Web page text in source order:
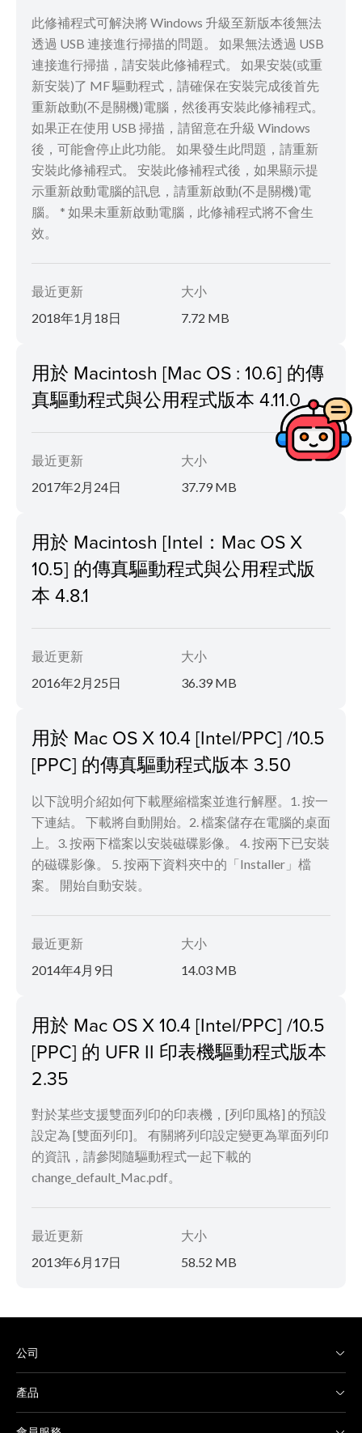
此修補程式可解決將 Windows 升級至新版本後無法
透過 USB 連接進行掃描的問題。 如果無法透過 USB
連接進行掃描，請安裝此修補程式。 如果安裝(或重
新安裝)了 MF 驅動程式，請確保在安裝完成後首先
重新啟動(不是關機)電腦，然後再安裝此修補程式。
如果正在使用 USB 掃描，請留意在升級 Windows
後，可能會停止此功能。 如果發生此問題，請重新
安裝此修補程式。 安裝此修補程式後，如果顯示提
示重新啟動電腦的訊息，請重新啟動(不是關機)電
腦。 * 如果未重新啟動電腦，此修補程式將不會生
效。
最近更新
2018年1月18日
大小
7.72 MB
用於 Macintosh [Mac OS : 10.6] 的傳
真驅動程式與公用程式版本 4.11.0
最近更新
2017年2月24日
大小
37.79 MB
用於 Macintosh [Intel：Mac OS X
10.5] 的傳真驅動程式與公用程式版
本 4.8.1
最近更新
2016年2月25日
大小
36.39 MB
用於 Mac OS X 10.4 [Intel/PPC] /10.5
[PPC] 的傳真驅動程式版本 3.50
以下說明介紹如何下載壓縮檔案並進行解壓。1. 按一
下連結。 下載將自動開始。2. 檔案儲存在電腦的桌面
上。3. 按兩下檔案以安裝磁碟影像。 4. 按兩下已安裝
的磁碟影像。 5. 按兩下資料夾中的「Installer」檔
案。 開始自動安裝。
最近更新
2014年4月9日
大小
14.03 MB
用於 Mac OS X 10.4 [Intel/PPC] /10.5
[PPC] 的 UFR II 印表機驅動程式版本
2.35
對於某些支援雙面列印的印表機，[列印風格] 的預設
設定為 [雙面列印]。 有關將列印設定變更為單面列印
的資訊，請參閱隨驅動程式一起下載的
change_default_Mac.pdf。
最近更新
2013年6月17日
大小
58.52 MB
公司
產品